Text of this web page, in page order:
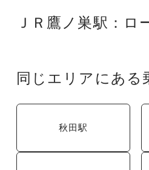
ＪＲ鷹ノ巣駅：ロ
同じエリアにある
秋田駅